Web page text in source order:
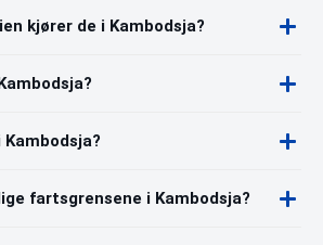
kjører de i Kambodsja?
fartsgrensene i Kambodsja?